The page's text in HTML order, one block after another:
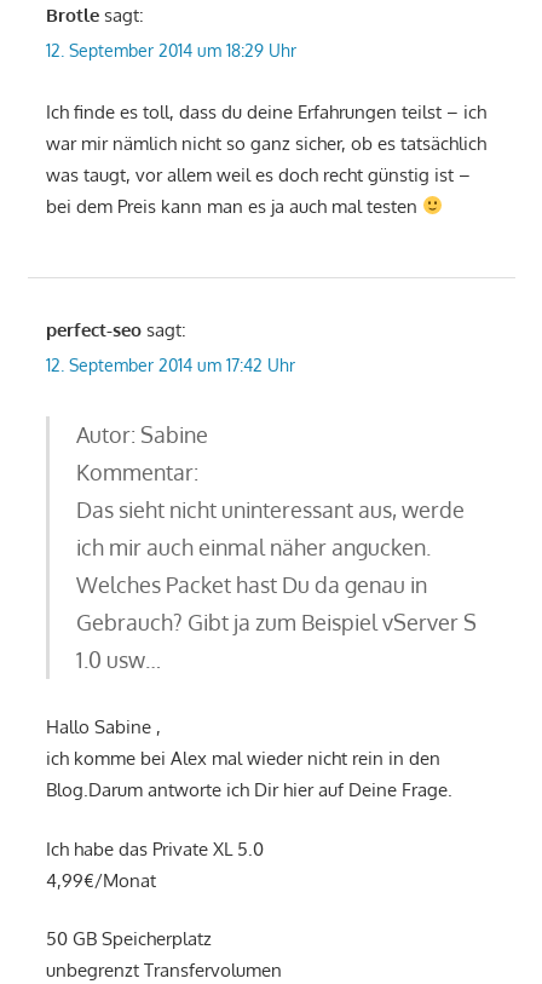
Brotle sagt:
12. September 2014 um 18:29 Uhr
Ich finde es toll, dass du deine Erfahrungen teilst – ich
war mir nämlich nicht so ganz sicher, ob es tatsächlich
was taugt, vor allem weil es doch recht günstig ist –
bei dem Preis kann man es ja auch mal testen
perfect-seo sagt:
12. September 2014 um 17:42 Uhr
Autor: Sabine
Kommentar:
Das sieht nicht uninteressant aus, werde
ich mir auch einmal näher angucken.
Welches Packet hast Du da genau in
Gebrauch? Gibt ja zum Beispiel vServer S
1.0 usw…
Hallo Sabine ,
ich komme bei Alex mal wieder nicht rein in den
Blog.Darum antworte ich Dir hier auf Deine Frage.
Ich habe das Private XL 5.0
4,99€/Monat
50 GB Speicherplatz
unbegrenzt Transfervolumen